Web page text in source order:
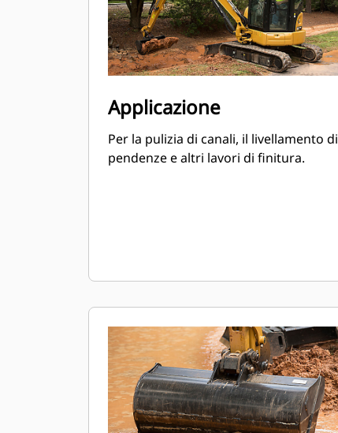
Applicazione
Per la pulizia di canali, il livellamento di
pendenze e altri lavori di finitura.